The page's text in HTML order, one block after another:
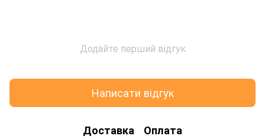
Додайте перший відгук
Написати відгук
Доставка Оплата